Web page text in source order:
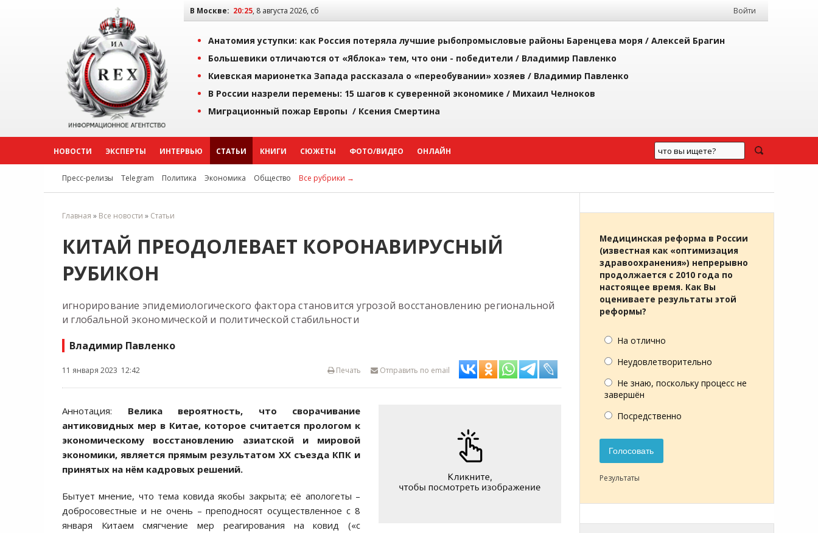
В Москве: 20:25, 8 августа 2026, сб Войти
Анатомия уступки: как Россия потеряла лучшие рыбопромысловые районы Баренцева моря / Алексей Брагин
Большевики отличаются от «Яблока» тем, что они - победители / Владимир Павленко
Киевская марионетка Запада рассказала о «переобувании» хозяев / Владимир Павленко
В России назрели перемены: 15 шагов к суверенной экономике / Михаил Челноков
Миграционный пожар Европы / Ксения Смертина
НОВОСТИ ЭКСПЕРТЫ ИНТЕРВЬЮ СТАТЬИ КНИГИ СЮЖЕТЫ ФОТО/ВИДЕО ОНЛАЙН
Пресс-релизы Telegram Политика Экономика Общество Все рубрики →
Главная » Все новости » Статьи
КИТАЙ ПРЕОДОЛЕВАЕТ КОРОНАВИРУСНЫЙ
РУБИКОН
игнорирование эпидемиологического фактора становится угрозой восстановлению региональной
и глобальной экономической и политической стабильности
Владимир Павленко
11 января 2023 12:42 Отправить по email
Печать
Аннотация: Велика вероятность, что сворачивание
антиковидных мер в Китае, которое считается прологом к
экономическому восстановлению азиатской и мировой
экономики, является прямым результатом XX съезда КПК и
принятых на нём кадровых решений.
Бытует мнение, что тема ковида якобы закрыта; её апологеты –
добросовестные и не очень – преподносят осуществленное с 8
января Китаем смягчение мер реагирования на ковид («с
Медицинская реформа в России
(известная как «оптимизация
здравоохранения») непрерывно
продолжается с 2010 года по
настоящее время. Как Вы
оцениваете результаты этой
реформы?
На отлично
Неудовлетворительно
Не знаю, поскольку процесс не
завершён
Посредственно
Голосовать
Результаты